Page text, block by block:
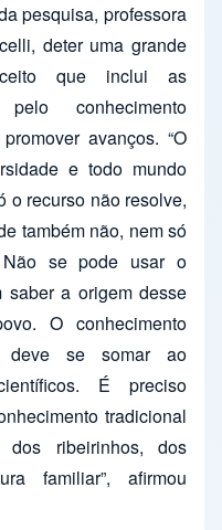
pesquisa, professora
deter uma grande
que inclui as
conhecimento
avanços. “O
e todo mundo
o recurso não resolve,
também não, nem só
se pode usar o
saber a origem desse
O conhecimento
deve se somar ao
É preciso
tradicional
ribeirinhos, dos
familiar”, afirmou